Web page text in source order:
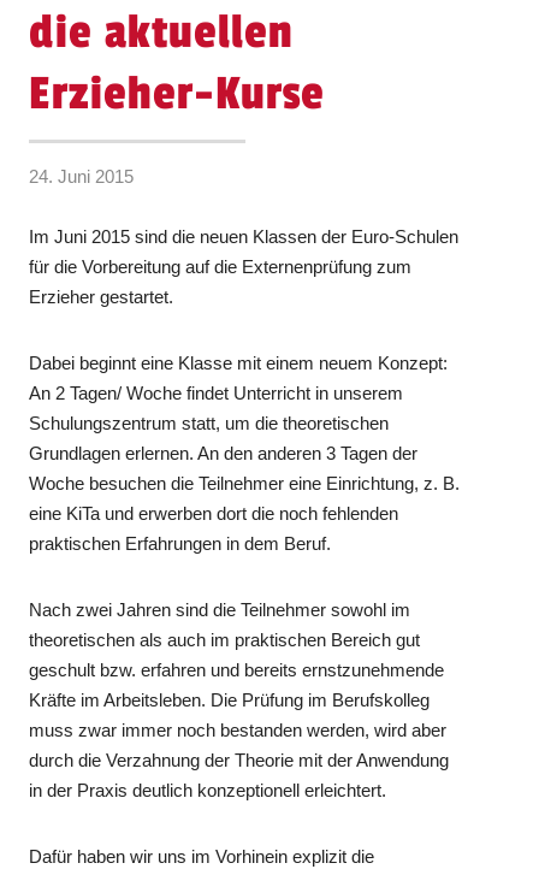
die aktuellen
Erzieher-Kurse
24. Juni 2015
Im Juni 2015 sind die neuen Klassen der Euro-Schulen
für die Vorbereitung auf die Externenprüfung zum
Erzieher gestartet.
Dabei beginnt eine Klasse mit einem neuem Konzept:
An 2 Tagen/ Woche findet Unterricht in unserem
Schulungszentrum statt, um die theoretischen
Grundlagen erlernen. An den anderen 3 Tagen der
Woche besuchen die Teilnehmer eine Einrichtung, z. B.
eine KiTa und erwerben dort die noch fehlenden
praktischen Erfahrungen in dem Beruf.
Nach zwei Jahren sind die Teilnehmer sowohl im
theoretischen als auch im praktischen Bereich gut
geschult bzw. erfahren und bereits ernstzunehmende
Kräfte im Arbeitsleben. Die Prüfung im Berufskolleg
muss zwar immer noch bestanden werden, wird aber
durch die Verzahnung der Theorie mit der Anwendung
in der Praxis deutlich konzeptionell erleichtert.
Dafür haben wir uns im Vorhinein explizit die